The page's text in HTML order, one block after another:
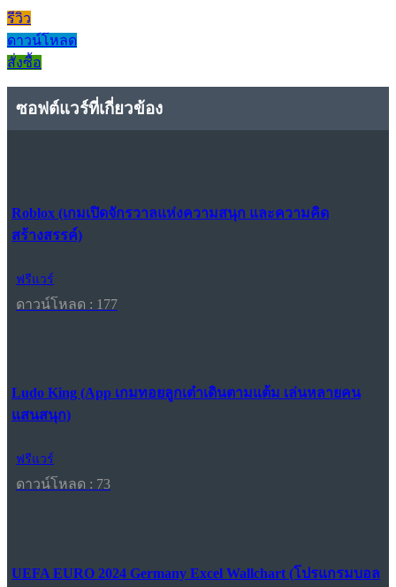
รีวิว
ดาวน์โหลด
สั่งซื้อ
ซอฟต์แวร์ที่เกี่ยวข้อง
Roblox (เกมเปิดจักรวาลแห่งความสนุก และความคิด
สร้างสรรค์)
ฟรีแวร์
ดาวน์โหลด : 177
Ludo King (App เกมทอยลูกเต๋าเดินตามแต้ม เล่นหลายคน
แสนสนุก)
ฟรีแวร์
ดาวน์โหลด : 73
UEFA EURO 2024 Germany Excel Wallchart (โปรแกรมบอล